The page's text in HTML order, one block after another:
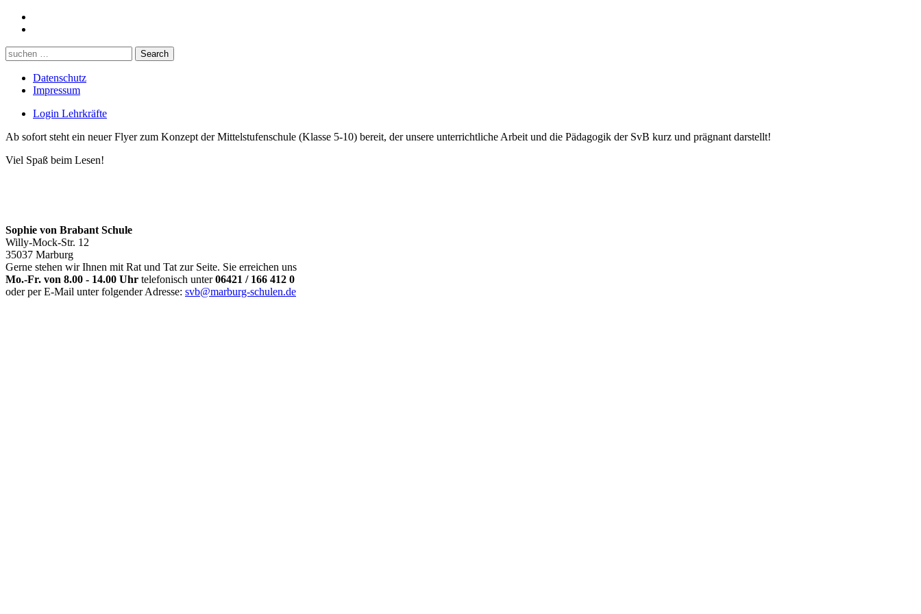
Datenschutz
Impressum
Login Lehrkräfte
Ab sofort steht ein neuer Flyer zum Konzept der Mittelstufenschule (Klasse 5-10) bereit, der unsere unterrichtliche Arbeit und die Pädagogik der SvB kurz und prägnant darstellt!
Viel Spaß beim Lesen!
Sophie von Brabant Schule
Willy-Mock-Str. 12
35037 Marburg
Gerne stehen wir Ihnen mit Rat und Tat zur Seite. Sie erreichen uns
Mo.-Fr. von 8.00 - 14.00 Uhr telefonisch unter06421 / 166 412 0
oder per E-Mail unter folgender Adresse: svb@marburg-schulen.de